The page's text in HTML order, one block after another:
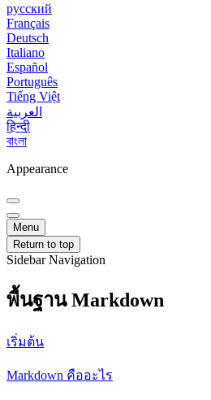
русский
Français
Deutsch
Italiano
Español
Português
Tiếng Việt
العربية
हिन्दी
বাংলা
Appearance
Menu
Return to top
Sidebar Navigation
พื้นฐาน Markdown
เริ่มต้น
Markdown คืออะไร